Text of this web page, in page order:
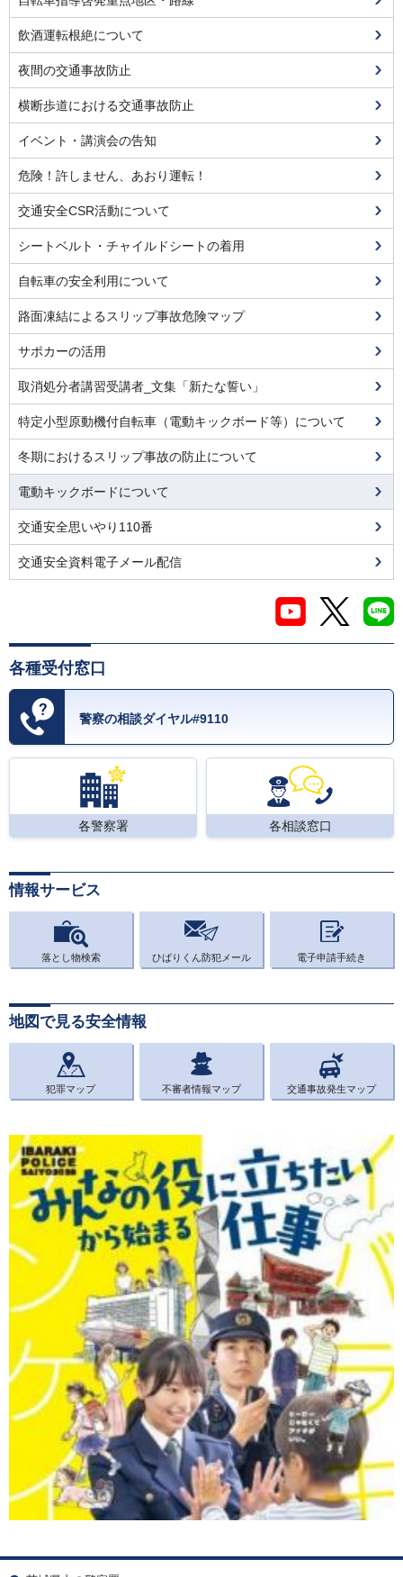
飲酒運転根絶について
夜間の交通事故防止
横断歩道における交通事故防止
イベント・講演会の告知
危険！許しません、あおり運転！
交通安全CSR活動について
シートベルト・チャイルドシートの着用
自転車の安全利用について
路面凍結によるスリップ事故危険マップ
サポカーの活用
取消処分者講習受講者_文集「新たな誓い」
特定小型原動機付自転車（電動キックボード等）について
冬期におけるスリップ事故の防止について
電動キックボードについて
交通安全思いやり110番
交通安全資料電子メール配信
各種受付窓口
警察の相談ダイヤル#9110
各警察署 各相談窓口
情報サービス
落とし物検索 ひばりくん防犯メール 電子申請手続き
地図で見る安全情報
犯罪マップ 不審者情報マップ 交通事故発生マップ